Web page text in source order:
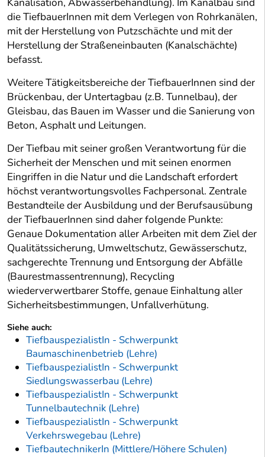
Kanalisation, Abwasserbehandlung). Im Kanalbau sind
die TiefbauerInnen mit dem Verlegen von Rohrkanälen,
mit der Herstellung von Putzschächte und mit der
Herstellung der Straßeneinbauten (Kanalschächte)
befasst.
Weitere Tätigkeitsbereiche der TiefbauerInnen sind der
Brückenbau, der Untertagbau (z.B. Tunnelbau), der
Gleisbau, das Bauen im Wasser und die Sanierung von
Beton, Asphalt und Leitungen.
Der Tiefbau mit seiner großen Verantwortung für die
Sicherheit der Menschen und mit seinen enormen
Eingriffen in die Natur und die Landschaft erfordert
höchst verantwortungsvolles Fachpersonal. Zentrale
Bestandteile der Ausbildung und der Berufsausübung
der TiefbauerInnen sind daher folgende Punkte:
Genaue Dokumentation aller Arbeiten mit dem Ziel der
Qualitätssicherung, Umweltschutz, Gewässerschutz,
sachgerechte Trennung und Entsorgung der Abfälle
(Baurestmassentrennung), Recycling
wiederverwertbarer Stoffe, genaue Einhaltung aller
Sicherheitsbestimmungen, Unfallverhütung.
Siehe auch:
TiefbauspezialistIn - Schwerpunkt
Baumaschinenbetrieb (Lehre)
TiefbauspezialistIn - Schwerpunkt
Siedlungswasserbau (Lehre)
TiefbauspezialistIn - Schwerpunkt
Tunnelbautechnik (Lehre)
TiefbauspezialistIn - Schwerpunkt
Verkehrswegebau (Lehre)
TiefbautechnikerIn (Mittlere/Höhere Schulen)